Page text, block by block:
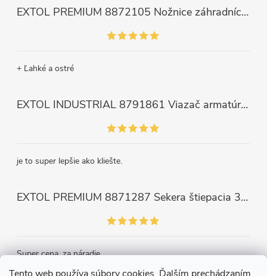
EXTOL PREMIUM 8872105 Nožnice záhradnícke dlhé úzke, 200mm, max. prestrih Ø6mm
+ Ľahké a ostré
EXTOL INDUSTRIAL 8791861 Viazač armatúr aku Share20V, bez aku, drôt 0,8mm, oko 8-34mm, bezuhlíkový motor
je to super lepšie ako kliešte.
EXTOL PREMIUM 8871287 Sekera štiepacia 3500g, nylónová násada 910mm
Super cena, za náradie.